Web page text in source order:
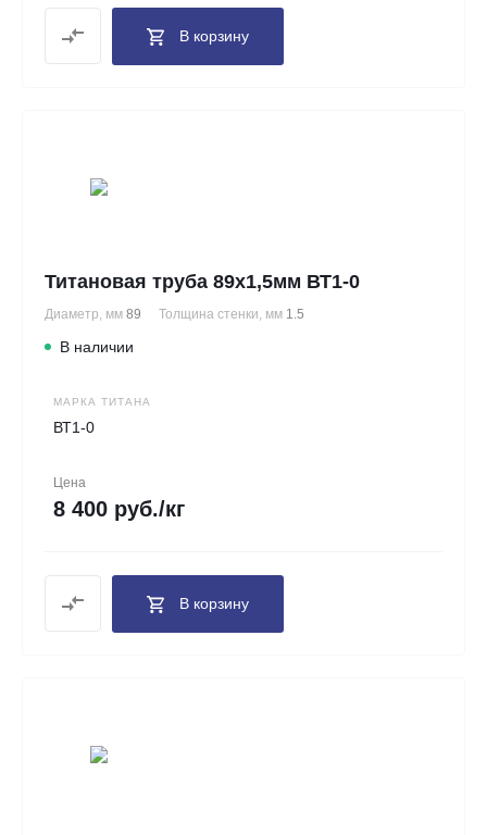
В корзину
Титановая труба 89х1,5мм ВТ1-0
Диаметр, мм 89 Толщина стенки, мм 1.5
В наличии
МАРКА ТИТАНА
ВТ1-0
Цена
8 400 руб./кг
В корзину